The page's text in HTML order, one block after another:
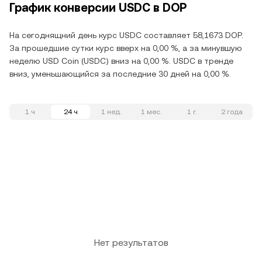
График конверсии USDC в DOP
На сегоднящний день курс USDC составляет 58,1673 DOP.
За прошедшие сутки курс вверх на 0,00 %, а за минувшую
неделю USD Coin (USDC) вниз на 0,00 %. USDC в тренде
вниз, уменьшающийся за последние 30 дней на 0,00 %.
1 ч 24 ч 1 нед. 1 мес. 1 г. 2 года
Нет результатов